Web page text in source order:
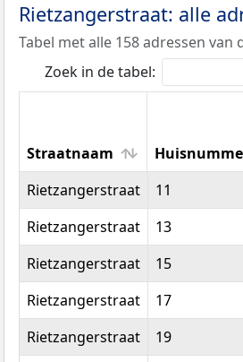
Rietzangerstraat: alle
Tabel met alle 158 adressen van
Zoek in de tabel:
Straatnaam
Straatnaam
Huisnummer
Rietzangerstraat 11
Rietzangerstraat
13
Rietzangerstraat
15
Rietzangerstraat
17
Rietzangerstraat
19